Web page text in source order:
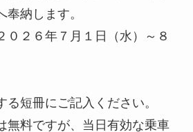
奉納します。
２６年７月１日（水）～８
る短冊にご記入ください。
無料ですが、当日有効な乗車